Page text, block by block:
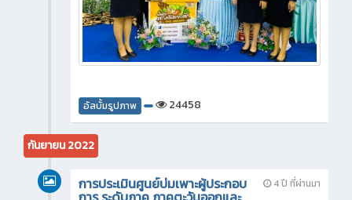
อัลบั้มรูปภาพ 24458
กันยายน 2022
4 ปี ที่ผ่านมา
การประเมินศูนย์บ่มเพาะผู้ประกอบ